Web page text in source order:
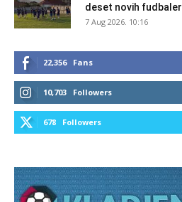
deset novih
7 Aug 2026. 10:16
22,356 Fans
10,703 Followers
678 Followers